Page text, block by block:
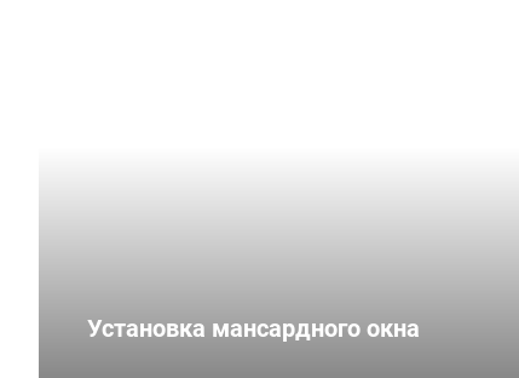
Установка мансардного окна